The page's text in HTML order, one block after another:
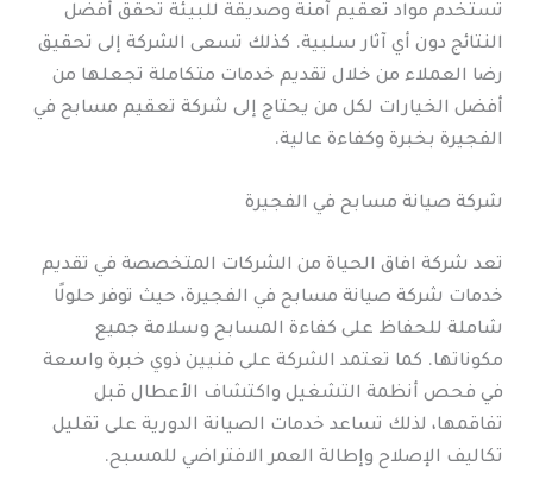
تستخدم مواد تعقيم آمنة وصديقة للبيئة تحقق أفضل
النتائج دون أي آثار سلبية. كذلك تسعى الشركة إلى تحقيق
رضا العملاء من خلال تقديم خدمات متكاملة تجعلها من
أفضل الخيارات لكل من يحتاج إلى شركة تعقيم مسابح في
الفجيرة بخبرة وكفاءة عالية.
شركة صيانة مسابح في الفجيرة
تعد شركة افاق الحياة من الشركات المتخصصة في تقديم
خدمات شركة صيانة مسابح في الفجيرة، حيث توفر حلولًا
شاملة للحفاظ على كفاءة المسابح وسلامة جميع
مكوناتها. كما تعتمد الشركة على فنيين ذوي خبرة واسعة
في فحص أنظمة التشغيل واكتشاف الأعطال قبل
تفاقمها، لذلك تساعد خدمات الصيانة الدورية على تقليل
تكاليف الإصلاح وإطالة العمر الافتراضي للمسبح.